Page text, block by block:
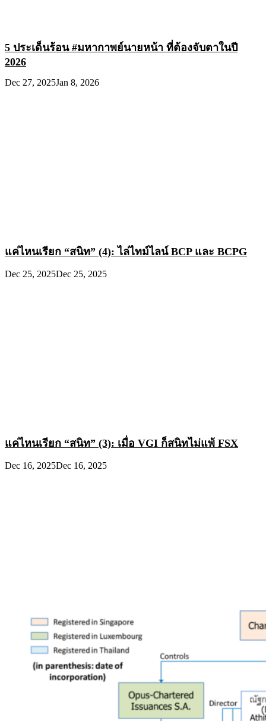
5 ประเด็นร้อน #มหากาพย์นายหน้า ที่ต้องจับตาในปี
2026
Dec 27, 2025Jan 8, 2026
แค่ไหนเรียก “สนิท” (4): ไล่ไทม์ไลน์ BCP และ BCPG
Dec 25, 2025Dec 25, 2025
แค่ไหนเรียก “สนิท” (3): เมื่อ VGI ก็สนิทไม่แพ้ FSX
Dec 16, 2025Dec 16, 2025